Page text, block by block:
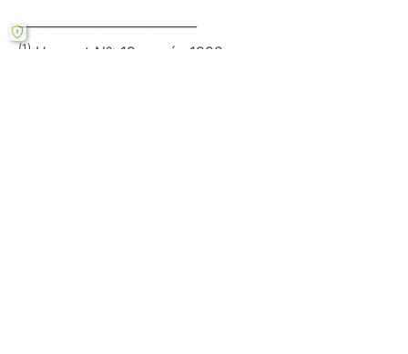
____________________________
(1) L’expert N°: 19, année 1998.